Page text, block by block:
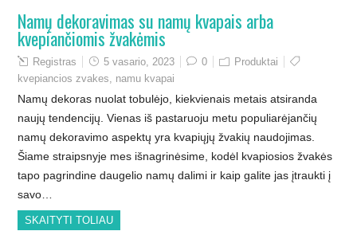
Namų dekoravimas su namų kvapais arba
kvepiančiomis žvakėmis
Registras 5 vasario, 2023 0
Produktai
kvepiancios zvakes, namu kvapai
Namų dekoras nuolat tobulėjo, kiekvienais metais atsiranda
naujų tendencijų. Vienas iš pastaruoju metu populiarėjančių
namų dekoravimo aspektų yra kvapiųjų žvakių naudojimas.
Šiame straipsnyje mes išnagrinėsime, kodėl kvapiosios žvakės
tapo pagrindine daugelio namų dalimi ir kaip galite jas įtraukti į
savo…
SKAITYTI TOLIAU